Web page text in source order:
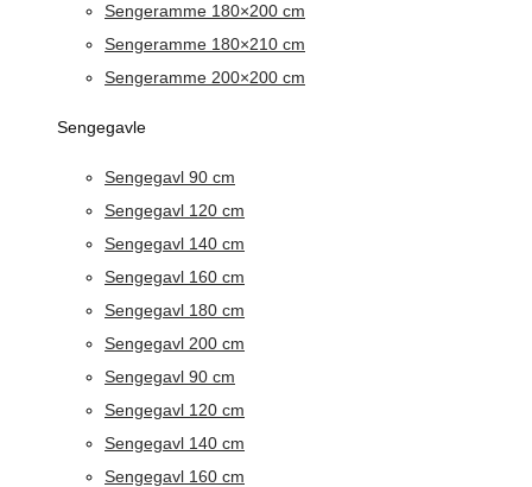
Sengeramme 180×200 cm
Sengeramme 180×210 cm
Sengeramme 200×200 cm
Sengegavle
Sengegavl 90 cm
Sengegavl 120 cm
Sengegavl 140 cm
Sengegavl 160 cm
Sengegavl 180 cm
Sengegavl 200 cm
Sengegavl 90 cm
Sengegavl 120 cm
Sengegavl 140 cm
Sengegavl 160 cm